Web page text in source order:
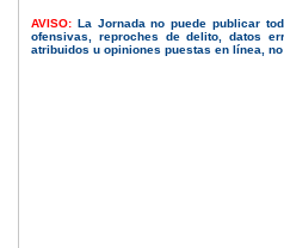
AVISO: La Jornada no puede publicar
ofensivas, reproches de delito, datos
atribuidos u opiniones puestas en línea,